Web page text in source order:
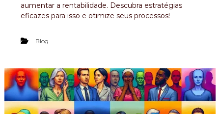
aumentar a rentabilidade. Descubra estratégias
eficazes para isso e otimize seus processos!
Blog